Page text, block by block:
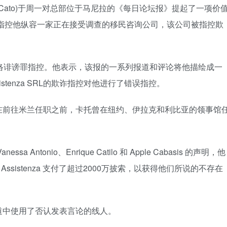
于周一对总部位于马尼拉的《每日论坛报》提起了一项价
他纵容一家正在接受调查的移民咨询公司，该公司被指控欺
谤罪指控。他表示，该报的一系列报道和评论将他描绘成一
SRL的欺诈指控对他进行了错误指控。
往米兰任职之前，卡托曾在纽约、伊拉克和利比亚的领事馆
Antonio、Enrique Catilo 和 Apple Cabasis 的声明，他
支付了超过2000万披索，以获得他们所说的不存在
使用了否认发表言论的线人。